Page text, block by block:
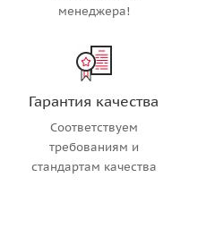
менеджера!
Гарантия качества
Соответствуем
требованиям и
стандартам качества